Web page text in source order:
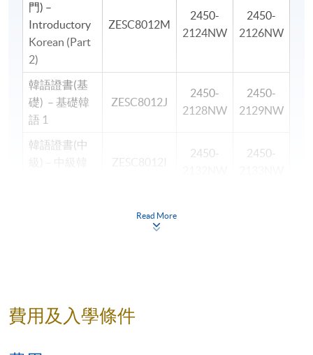
門) –
Introductory
Korean (Part
2)
ZESC8012M
2450-
2124NW
2450-
2126NW
韓語證書(基
礎) – 基礎韓
語 1
ZESC8012J
2450-
2128NW
2450-
2129NW
韓語證書(中
2450-
2450-
ZESC8012H
＊ 一場入學試考試
Read More
費用及入學條件